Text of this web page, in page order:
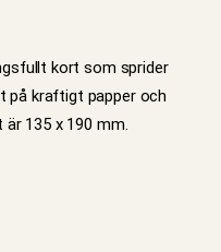
kort som sprider
på kraftigt papper och
135 x 190 mm.